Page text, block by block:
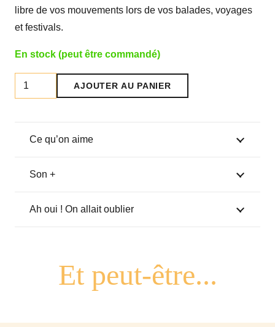
libre de vos mouvements lors de vos balades, voyages
et festivals.
En stock (peut être commandé)
quantité
de
AJOUTER AU PANIER
Ce qu’on aime
Son +
Ah oui ! On allait oublier